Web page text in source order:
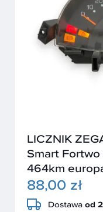
LICZNIK
Smart
464km
88,00 zł
Dostawa od